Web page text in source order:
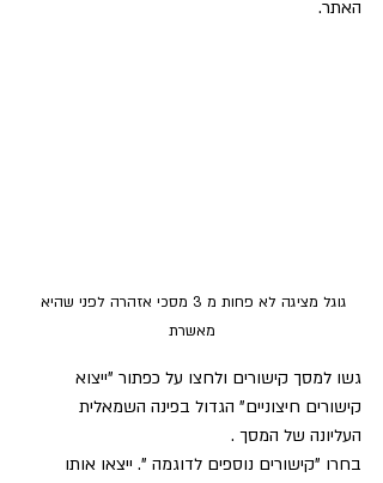
האתר.
גוגל מציגה לא פחות מ 3 מסכי אזהרה לפני שהיא
מאשרת
גשו למסך קישורים ולחצו על כפתור "ייצוא
קישורים חיצוניים" הגדול בפינה השמאלית
העליונה של המסך .
בחרו "קישורים נוספים לדוגמה ". ייצאו אותו